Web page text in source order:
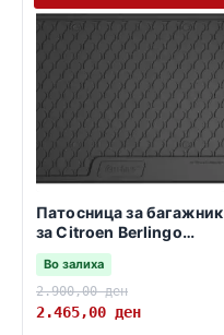
Патосница за багажник
за Citroen Berlingo
09.2018-> Patnicko
Во залиха
2.900,00ден
2.465,00 ден